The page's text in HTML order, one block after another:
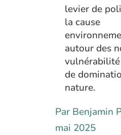
levier de
la cause
autour des
de
nature.
Par Benjamin
mai 2025